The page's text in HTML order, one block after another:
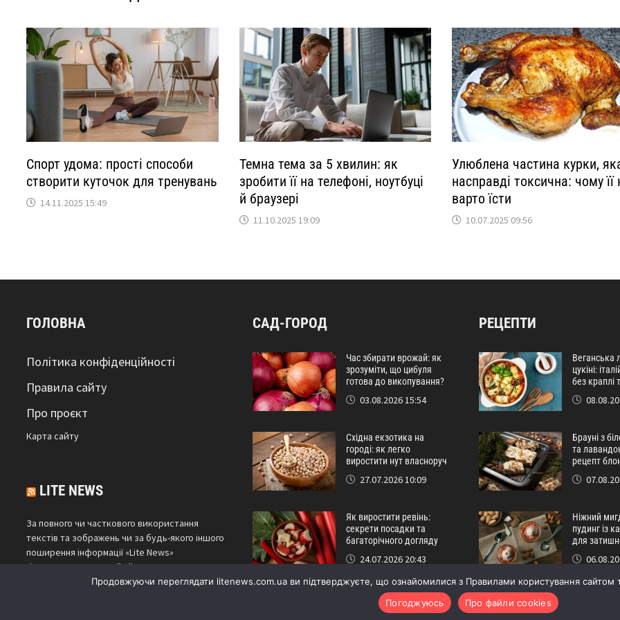
Спорт удома: прості способи
створити куточок для тренувань
14.11.2025 15:49
Темна тема за 5 хвилин: як
зробити її на телефоні, ноутбуці
й браузері
11.10.2025 19:09
Улюблена частина курки,
насправді токсична: чому її
варто їсти
10.07.2025 09:56
ГОЛОВНА
Політика конфіденційності
Правила сайту
Про проєкт
Карта сайтy
LITE NEWS
За повного чи часткового використання
текстів та зображень чи за будь-якого іншого
поширення інформації «Lite News»
гіперпосилання на сайтlitenews.com.uaє
САД-ГОРОД
Час збирати врожай: як
зрозуміти, що цибуля
готова до викопування?
03.08.2026 15:54
Східна екзотика на
городі: як легко
виростити нут власноруч
27.07.2026 10:09
Як виростити ревінь:
секрети посадки та
багаторічного догляду
24.07.2026 20:43
РЕЦЕПТИ
Веганська
цукіні:
без краплі
Брауні з
та
рецепт
Ніжний
пудинг із
для
Продовжуючи переглядати litenews.com.ua ви підтверджуєте, що ознайомилися з Правилами користування сайтом
Погоджуюсь
Про файли cookies